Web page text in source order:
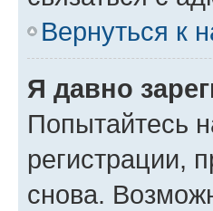
Вернуться к
Я давно
Попытайтесь
регистрации,
снова.